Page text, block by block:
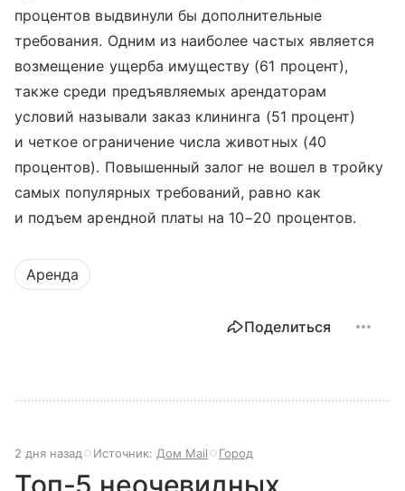
процентов выдвинули бы дополнительные
требования. Одним из наиболее частых является
возмещение ущерба имуществу (61 процент),
также среди предъявляемых арендаторам
условий называли заказ клининга (51 процент)
и четкое ограничение числа животных (40
процентов). Повышенный залог не вошел в тройку
самых популярных требований, равно как
и подъем арендной платы на 10−20 процентов.
Аренда
Поделиться
2 дня назад Источник: Дом Mail Город